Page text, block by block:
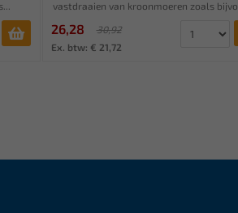
vastdraaien van kroonmoeren zoals
26,28
30,92
Ex. btw: € 21,72